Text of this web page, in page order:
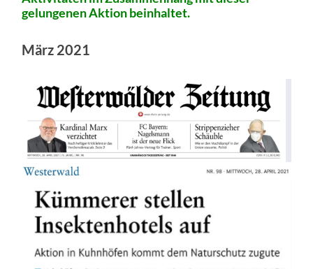
gelungenen Aktion beinhaltet.
März 2021